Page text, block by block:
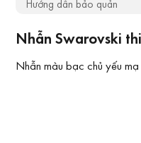
Hướng dẫn bảo quản
Nhẫn Swarovski
Nhẫn màu bạc chủ yếu